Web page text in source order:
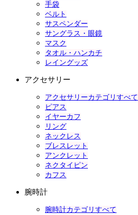
手袋
ベルト
サスペンダー
サングラス・眼鏡
マスク
タオル・ハンカチ
レイングッズ
アクセサリー
アクセサリーカテゴリすべて
ピアス
イヤーカフ
リング
ネックレス
ブレスレット
アンクレット
ネクタイピン
カフス
腕時計
腕時計カテゴリすべて